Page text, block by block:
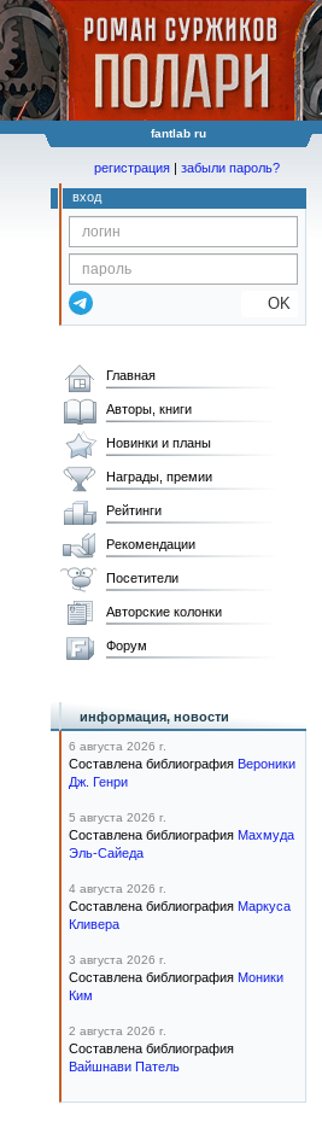
fantlab ru
регистрация | забыли пароль?
вход
OK
Главная
Авторы, книги
Новинки и планы
Награды, премии
Рейтинги
Рекомендации
Посетители
Авторские колонки
Форум
информация, новости
6 августа 2026 г.
Составлена библиография Вероники
Дж. Генри
5 августа 2026 г.
Составлена библиография Махмуда
Эль-Сайеда
4 августа 2026 г.
Составлена библиография Маркуса
Кливера
3 августа 2026 г.
Составлена библиография Моники
Ким
2 августа 2026 г.
Составлена библиография
Вайшнави Патель